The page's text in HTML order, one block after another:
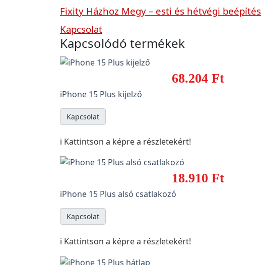
Fixity Házhoz Megy – esti és hétvégi beépítés
Kapcsolat
Kapcsolódó termékek
68.204 Ft
iPhone 15 Plus kijelző
Kapcsolat
ℹ️ Kattintson a képre a részletekért!
18.910 Ft
iPhone 15 Plus alsó csatlakozó
Kapcsolat
ℹ️ Kattintson a képre a részletekért!